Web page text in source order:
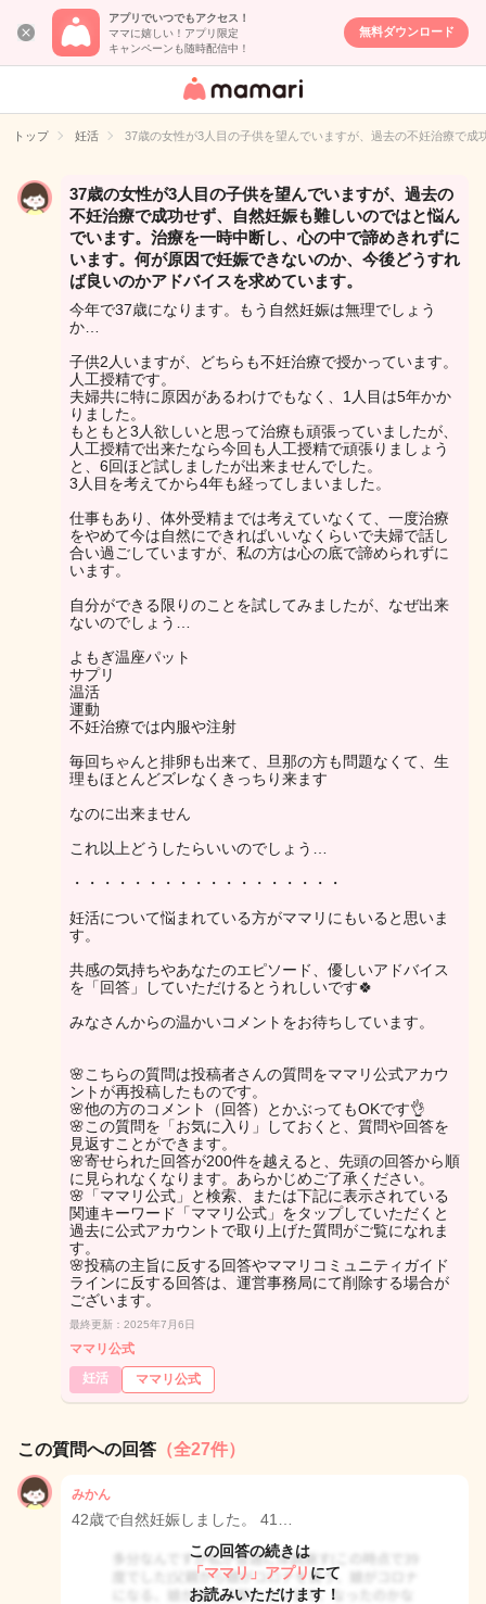
アプリでいつでもアクセス！
ママに嬉しい！アプリ限定
キャンペーンも随時配信中！
無料ダウンロード
女性専用匿名QA
イト
トップ 妊活 37歳の女性が3人目の子供を望んでいますが、過去の不妊治療で
37歳の女性が3人目の子供を望んでいますが、過去の
不妊治療で成功せず、自然妊娠も難しいのではと悩ん
でいます。治療を一時中断し、心の中で諦めきれずに
います。何が原因で妊娠できないのか、今後どうすれ
ば良いのかアドバイスを求めています。
今年で37歳になります。もう自然妊娠は無理でしょう
か…
子供2人いますが、どちらも不妊治療で授かっています。
人工授精です。
夫婦共に特に原因があるわけでもなく、1人目は5年かか
りました。
もともと3人欲しいと思って治療も頑張っていましたが、
人工授精で出来たなら今回も人工授精で頑張りましょう
と、6回ほど試しましたが出来ませんでした。
3人目を考えてから4年も経ってしまいました。
仕事もあり、体外受精までは考えていなくて、一度治療
をやめて今は自然にできればいいなくらいで夫婦で話し
合い過ごしていますが、私の方は心の底で諦められずに
います。
自分ができる限りのことを試してみましたが、なぜ出来
ないのでしょう…
よもぎ温座パット
サプリ
温活
運動
不妊治療では内服や注射
毎回ちゃんと排卵も出来て、旦那の方も問題なくて、生
理もほとんどズレなくきっちり来ます
なのに出来ません
これ以上どうしたらいいのでしょう…
・・・・・・・・・・・・・・・・・・
妊活について悩まれている方がママリにもいると思いま
す。
共感の気持ちやあなたのエピソード、優しいアドバイス
を「回答」していただけるとうれしいです🍀
みなさんからの温かいコメントをお待ちしています。
🌸こちらの質問は投稿者さんの質問をママリ公式アカウ
ントが再投稿したものです。
🌸他の方のコメント（回答）とかぶってもOKです👌
🌸この質問を「お気に入り」しておくと、質問や回答を
見返すことができます。
🌸寄せられた回答が200件を越えると、先頭の回答から順
に見られなくなります。あらかじめご了承ください。
🌸「ママリ公式」と検索、または下記に表示されている
関連キーワード「ママリ公式」をタップしていただくと
過去に公式アカウントで取り上げた質問がご覧になれま
す。
🌸投稿の主旨に反する回答やママリコミュニティガイド
ラインに反する回答は、運営事務局にて削除する場合が
ございます。
最終更新：2025年7月6日
ママリ公式
妊活
ママリ公式
この質問への回答 （全27件）
みかん
42歳で自然妊娠しました。 41…
この回答の続きは
「ママリ」アプリ にて
お読みいただけます！